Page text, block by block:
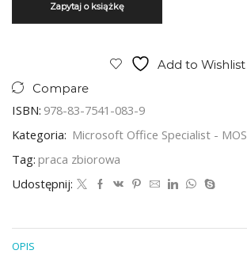
Add to Wishlist
Compare
ISBN: 978-83-7541-083-9
Kategoria: Microsoft Office Specialist - MOS
Tag: praca zbiorowa
Udostępnij:
OPIS